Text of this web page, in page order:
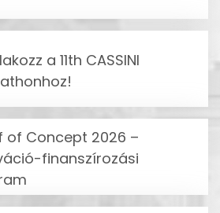
a 11th CASSINI
of Concept 2026 –
finanszírozási